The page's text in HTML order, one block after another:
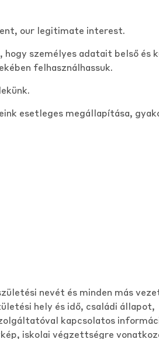
our legitimate interest.
személyes adatait belső és
felhasználhassuk.
esetleges megállapítása,
nevét és minden más
hely és idő, családi állapot,
kapcsolatos
iskolai végzettségre